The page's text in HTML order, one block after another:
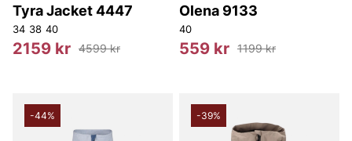
Tyra Jacket 4447
34 38 40
2159 kr 4599 kr
Olena 9133
40
559 kr 1199 kr
-44% -39%